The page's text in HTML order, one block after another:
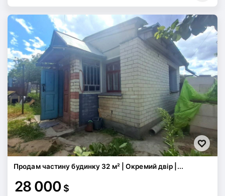
Продам частину будинку 32 м² | Окремий двір |...
28 000 $